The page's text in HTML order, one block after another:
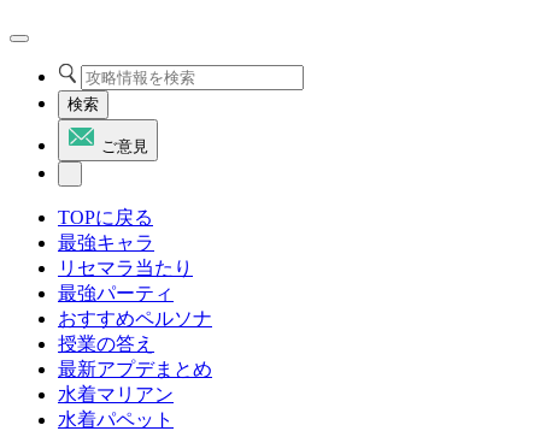
検索
ご意見
TOPに戻る
最強キャラ
リセマラ当たり
最強パーティ
おすすめペルソナ
授業の答え
最新アプデまとめ
水着マリアン
水着パペット